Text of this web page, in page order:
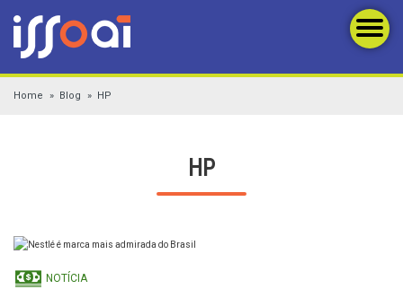
Home Blog HP
HP
NOTÍCIA